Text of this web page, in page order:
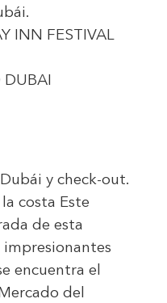
INN FESTIVAL
DUBAI
y check-out.
costa Este
de esta
impresionantes
encuentra el
del